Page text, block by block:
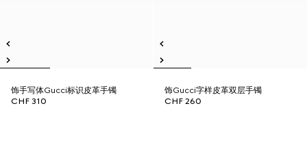
饰手写体Gucci标识皮革手镯
CHF 310
饰Gucci字样皮革双层手镯
CHF 260